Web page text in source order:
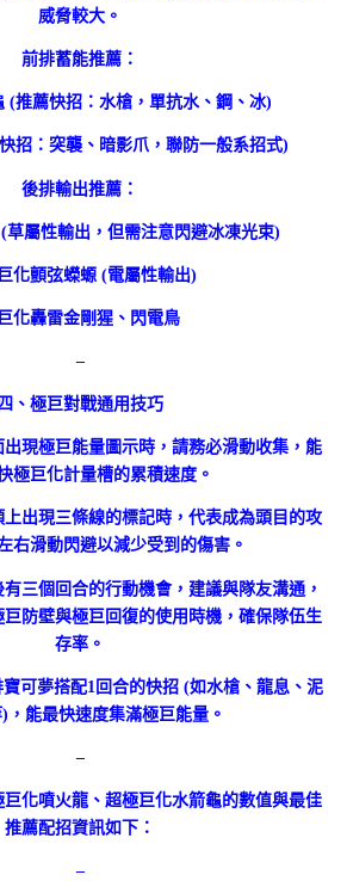
威脅較大。
前排蓄能推薦：
(推薦快招：水槍，單抗水、鋼、冰)
招：突襲、暗影爪，聯防一般系招式)
後排輸出推薦：
草屬性輸出，但需注意閃避冰凍光束)
化顫弦蠑螈 (電屬性輸出)
化轟雷金剛猩、閃電鳥
–
四、極巨對戰通用技巧
現極巨能量圖示時，請務必滑動收集，能
極巨化計量槽的累積速度。
出現三條線的標記時，代表成為頭目的攻
右滑動閃避以減少受到的傷害。
三個回合的行動機會，建議與隊友溝通，
防壁與極巨回復的使用時機，確保隊伍生
存率。
可夢搭配1回合的快招 (如水槍、龍息、泥
)，能最快速度集滿極巨能量。
–
化噴火龍、超極巨化水箭龜的數值與最佳
推薦配招資訊如下：
–